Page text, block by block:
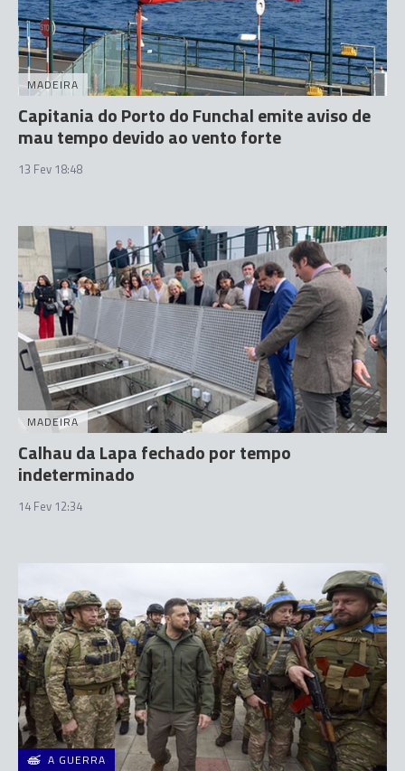
MADEIRA
Capitania do Porto do Funchal emite aviso de
mau tempo devido ao vento forte
13 Fev 18:48
MADEIRA
Calhau da Lapa fechado por tempo
indeterminado
14 Fev 12:34
A GUERRA